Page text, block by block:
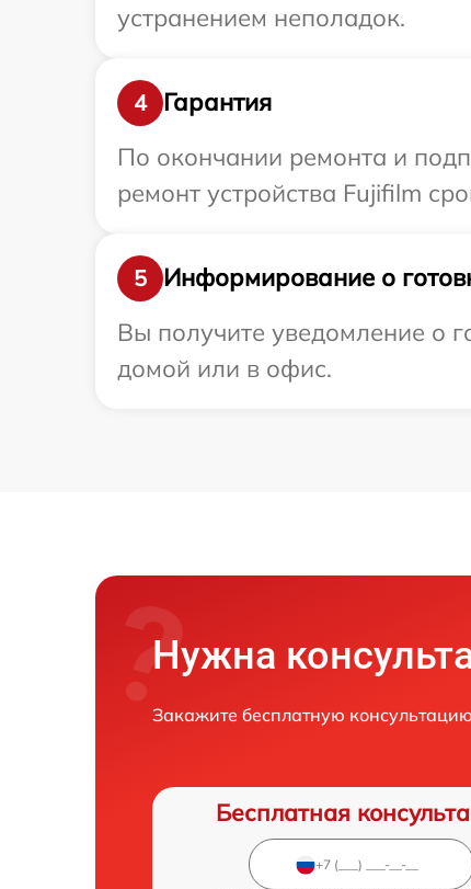
устранением неполадок.
4
Гарантия
По окончании ремонта и
ремонт устройства Fujifilm
5
Информирование о
Вы получите уведомление о
домой или в офис.
Нужна
Закажите бесплатную консультацию
Бесплатная